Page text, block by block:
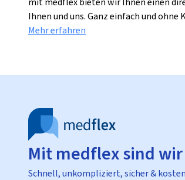
Ihnen und uns. Ganz einfach und ohne
Mehr erfahren
Mit medflex sind
Schnell, unkompliziert, sicher &